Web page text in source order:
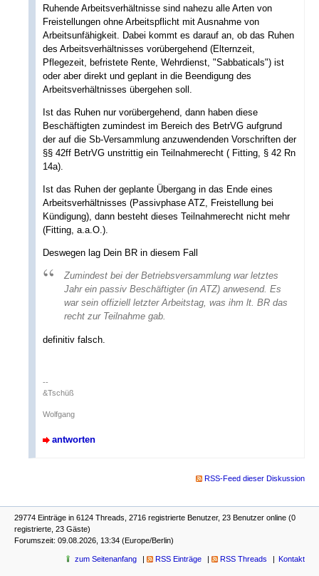
Ruhende Arbeitsverhältnisse sind nahezu alle Arten von
Freistellungen ohne Arbeitspflicht mit Ausnahme von
Arbeitsunfähigkeit. Dabei kommt es darauf an, ob das Ruhen
des Arbeitsverhältnisses vorübergehend (Elternzeit,
Pflegezeit, befristete Rente, Wehrdienst, "Sabbaticals") ist
oder aber direkt und geplant in die Beendigung des
Arbeitsverhältnisses übergehen soll.
Ist das Ruhen nur vorübergehend, dann haben diese
Beschäftigten zumindest im Bereich des BetrVG aufgrund
der auf die Sb-Versammlung anzuwendenden Vorschriften der
§§ 42ff BetrVG unstrittig ein Teilnahmerecht ( Fitting, § 42 Rn
14a).
Ist das Ruhen der geplante Übergang in das Ende eines
Arbeitsverhältnisses (Passivphase ATZ, Freistellung bei
Kündigung), dann besteht dieses Teilnahmerecht nicht mehr
(Fitting, a.a.O.).
Deswegen lag Dein BR in diesem Fall
Zumindest bei der Betriebsversammlung war letztes
Jahr ein passiv Beschäftigter (in ATZ) anwesend. Es
war sein offiziell letzter Arbeitstag, was ihm lt. BR das
recht zur Teilnahme gab.
definitiv falsch.
--
&Tschüß
Wolfgang
antworten
RSS-Feed dieser Diskussion
29774 Einträge in 6124 Threads, 2716 registrierte Benutzer, 23 Benutzer online (0
registrierte, 23 Gäste)
Forumszeit: 09.08.2026, 13:34 (Europe/Berlin)
zum Seitenanfang RSS Einträge RSS Threads Kontakt